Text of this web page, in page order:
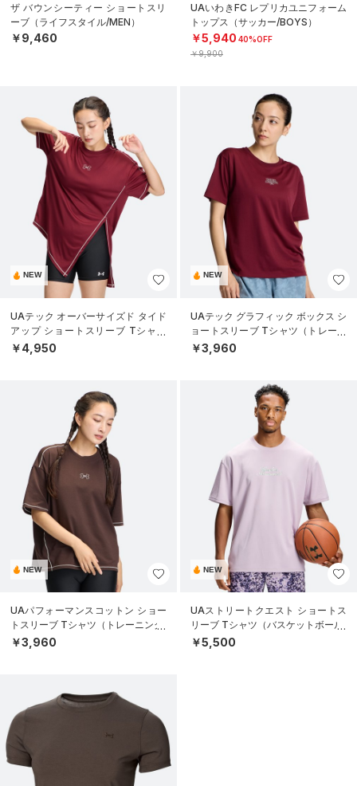
ザ バウンシーティー ショートスリ
ーブ（ライフスタイル/MEN）
￥9,460
UAいわきFC レプリカユニフォーム
トップス（サッカー/BOYS）
￥5,940 40%OFF
￥9,900
NEW
UAテック オーバーサイズド タイド
アップ ショートスリーブ Tシャツ
（トレーニング/WOMEN）
￥4,950
NEW
UAテック グラフィック ボックス シ
ョートスリーブ Tシャツ（トレーニ
ング/WOMEN）
￥3,960
NEW
UAパフォーマンスコットン ショー
トスリーブ Tシャツ（トレーニング/
WOMEN）
￥3,960
NEW
UAストリートクエスト ショートス
リーブ Tシャツ（バスケットボール/
MEN）
￥5,500